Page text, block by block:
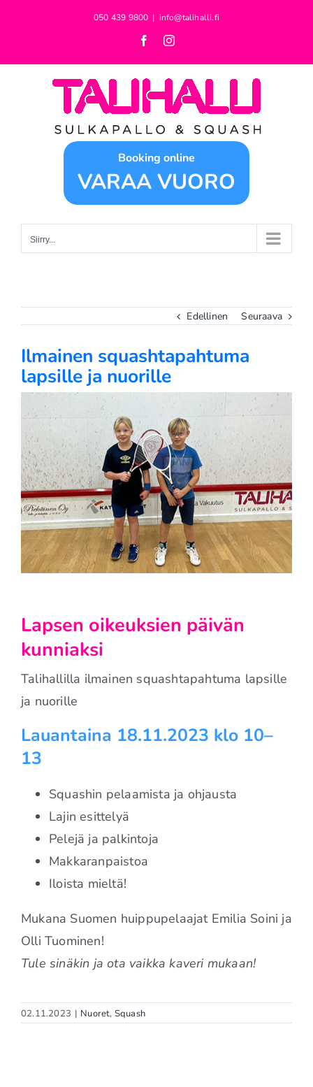
050 439 9800 | info@talihalli.fi
FacebookInstagram
Booking online
VARAA VUORO
Siirry...
Edellinen Seuraava
Ilmainen squashtapahtuma
lapsille ja nuorille
Katso
kuvaa
isompana
Lapsen oikeuksien päivän
kunniaksi
Talihallilla ilmainen squashtapahtuma lapsille
ja nuorille
Lauantaina 18.11.2023 klo 10–
13
Squashin pelaamista ja ohjausta
Lajin esittelyä
Pelejä ja palkintoja
Makkaranpaistoa
Iloista mieltä!
Mukana Suomen huippupelaajat Emilia Soini ja
Olli Tuominen!
Tule sinäkin ja ota vaikka kaveri mukaan!
02.11.2023 | Nuoret, Squash